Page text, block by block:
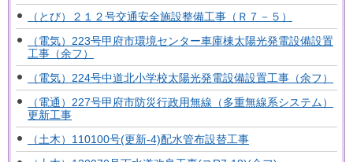
（とび）２１２号交通安全施設整備工事（Ｒ７－５）
（電気）223号甲府市環境センター車庫棟太陽光発電設備設置
工事（余フ）
（電気）224号中道北小学校太陽光発電設備設置工事（余フ）
（電通）227号甲府市防災行政用無線（多重無線系システム）
更新工事
（土木）110100号(更新-4)配水管布設替工事